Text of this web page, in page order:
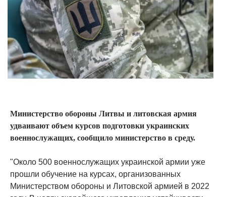
Министерство обороны Литвы и литовская армия
удваивают объем курсов подготовки украинских
военнослужащих, сообщило министерство в среду.
"Около 500 военнослужащих украинской армии уже
прошли обучение на курсах, организованных
Министерством обороны и Литовской армией в 2022